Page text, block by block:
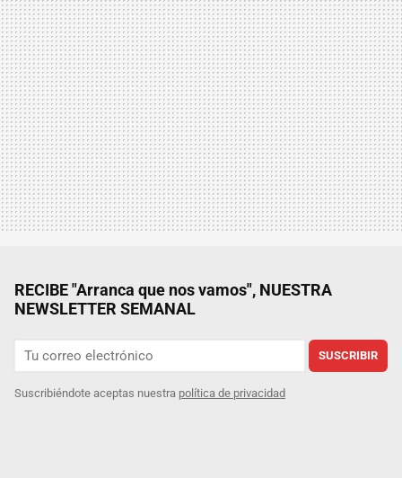
RECIBE "Arranca que nos vamos", NUESTRA
NEWSLETTER SEMANAL
SUSCRIBIR
Suscribiéndote aceptas nuestra política de privacidad